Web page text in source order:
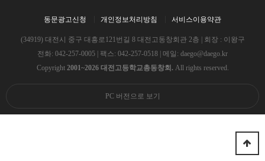
동문광고신청 개인정보처리방침 서비스이용약관
(34919) 대전시 중구 대흥로121번길 8 대전고동창회관 2층 | 회장 : 이왕구
전화: 042-257-0005 | 팩스: 042-257-0518 | 메일: daego@daego.kr
Copyright 2001~2026 대전고등학교총동창회. All rights reserved.
PC 버전으로 보기